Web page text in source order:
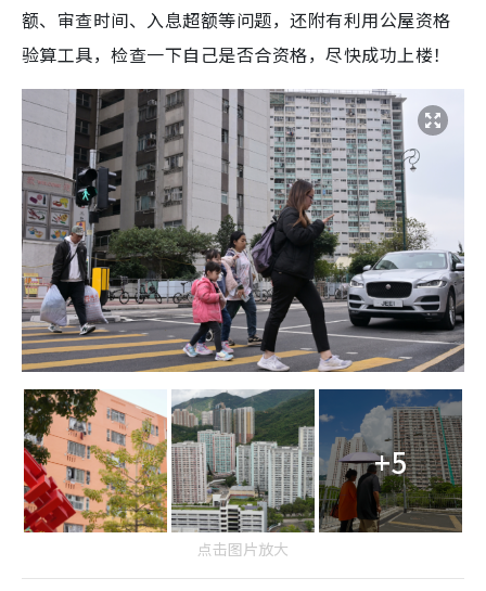
额、审查时间、入息超额等问题，还附有利用公屋资格
验算工具，检查一下自己是否合资格，尽快成功上楼！
+5
点击图片放大